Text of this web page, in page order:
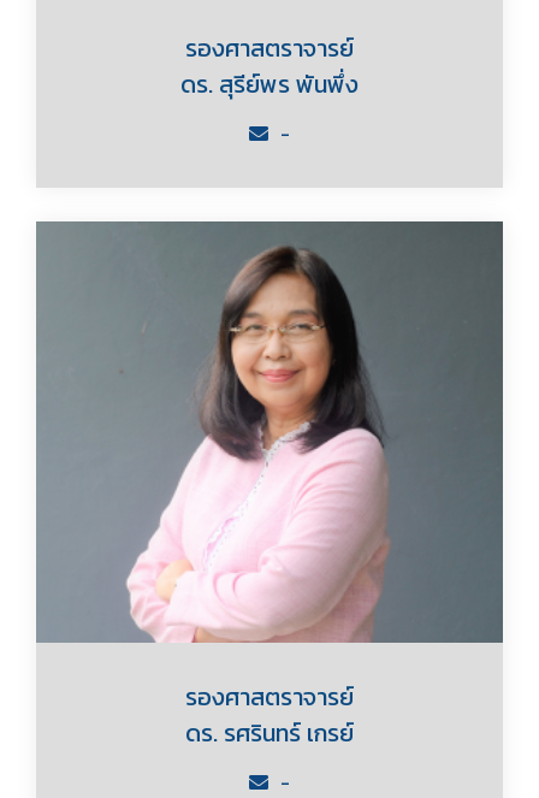
รองศาสตราจารย์
ดร. สุรีย์พร พันพึ่ง
-
รองศาสตราจารย์
ดร. รศรินทร์ เกรย์
-